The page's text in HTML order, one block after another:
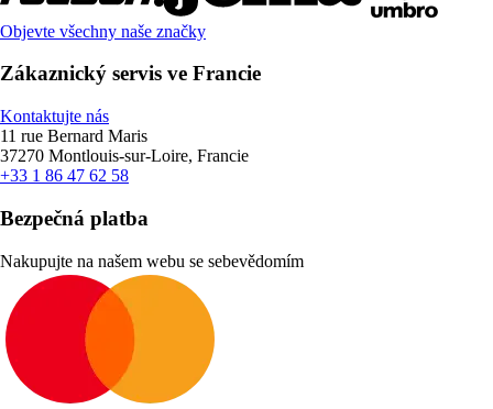
Objevte všechny naše značky
Zákaznický servis ve Francie
Kontaktujte nás
11 rue Bernard Maris
37270 Montlouis-sur-Loire, Francie
+33 1 86 47 62 58
Bezpečná platba
Nakupujte na našem webu se sebevědomím